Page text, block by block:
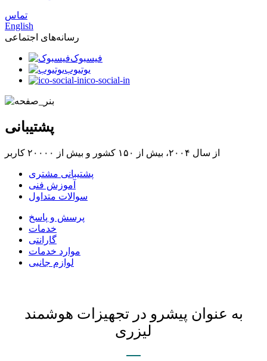
تماس
English
رسانه‌های اجتماعی
فیسبوک
یوتیوب
ico-social-in
پشتیبانی
از سال ۲۰۰۴، بیش از ۱۵۰ کشور و بیش از ۲۰۰۰۰ کاربر
پشتیبانی مشتری
آموزش فنی
سوالات متداول
پرسش و پاسخ
خدمات
گارانتی
موارد خدمات
لوازم جانبی
به عنوان پیشرو در تجهیزات هوشمند
لیزری